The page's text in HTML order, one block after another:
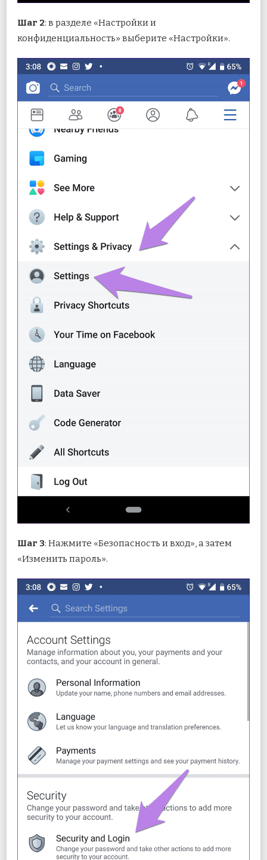
Шаг 2: в разделе «Настройки и
конфиденциальность» выберите «Настройки».
Шаг 3: Нажмите «Безопасность и вход», а затем
«Изменить пароль».